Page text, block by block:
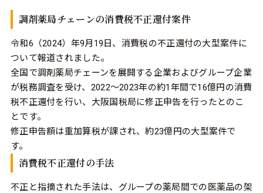
調剤薬局チェーンの消費税不正還付案件
令和6（2024）年9月19日、消費税の不正還付の大型案件に
ついて報道されました。
全国で調剤薬局チェーンを展開する企業およびグループ企業
が税務調査を受け、2022～2023年の約1年間で16億円の消費
税不正還付を行い、大阪国税局に修正申告を行ったとのこ
とです。
修正申告額は重加算税が課され、約23億円の大型案件で
す。
消費税不正還付の手法
不正と指摘された手法は、グループの薬局間での医薬品の架